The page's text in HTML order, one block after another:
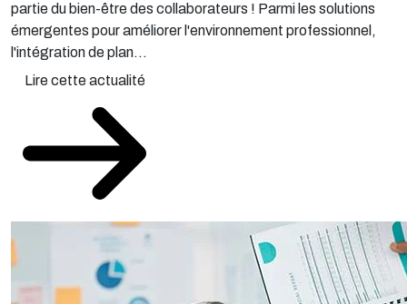
partie du bien-être des collaborateurs ! Parmi les solutions
émergentes pour améliorer l'environnement professionnel,
l'intégration de plan...
Lire cette actualité